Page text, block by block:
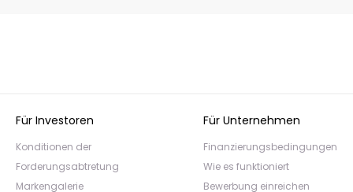
Für Investoren
Konditionen der
Forderungsabtretung
Markengalerie
Für Unternehmen
Finanzierungsbedingungen
Wie es funktioniert
Bewerbung einreichen